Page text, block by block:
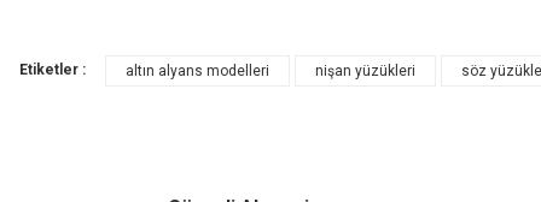
Etiketler : altın alyans modelleri nişan yüzükleri söz